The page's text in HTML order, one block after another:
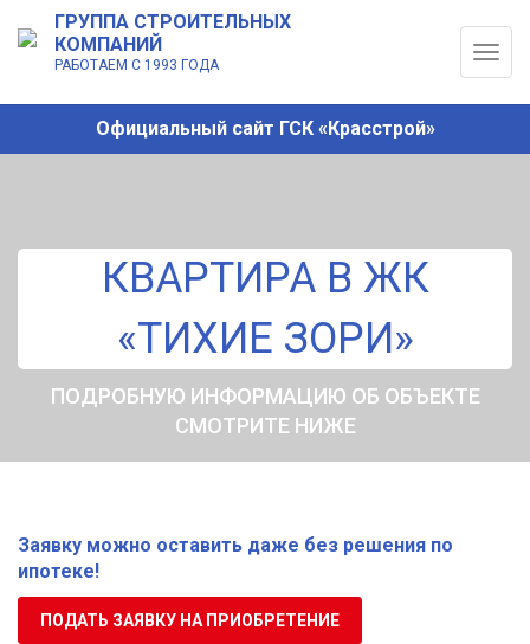
Официальный сайт ГСК «Красстрой»
ГРУППА СТРОИТЕЛЬНЫХ
КОМПАНИЙ
РАБОТАЕМ С 1993 ГОДА
КВАРТИРА В ЖК
«ТИХИЕ ЗОРИ»
ПОДРОБНУЮ ИНФОРМАЦИЮ ОБ ОБЪЕКТЕ
СМОТРИТЕ НИЖЕ
Заявку можно оставить даже без решения по
ипотеке!
ПОДАТЬ ЗАЯВКУ НА ПРИОБРЕТЕНИЕ